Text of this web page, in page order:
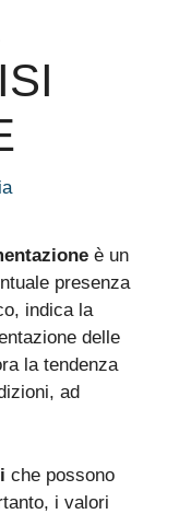
è un
presenza
indica la
delle
la tendenza
ad
che possono
i valori